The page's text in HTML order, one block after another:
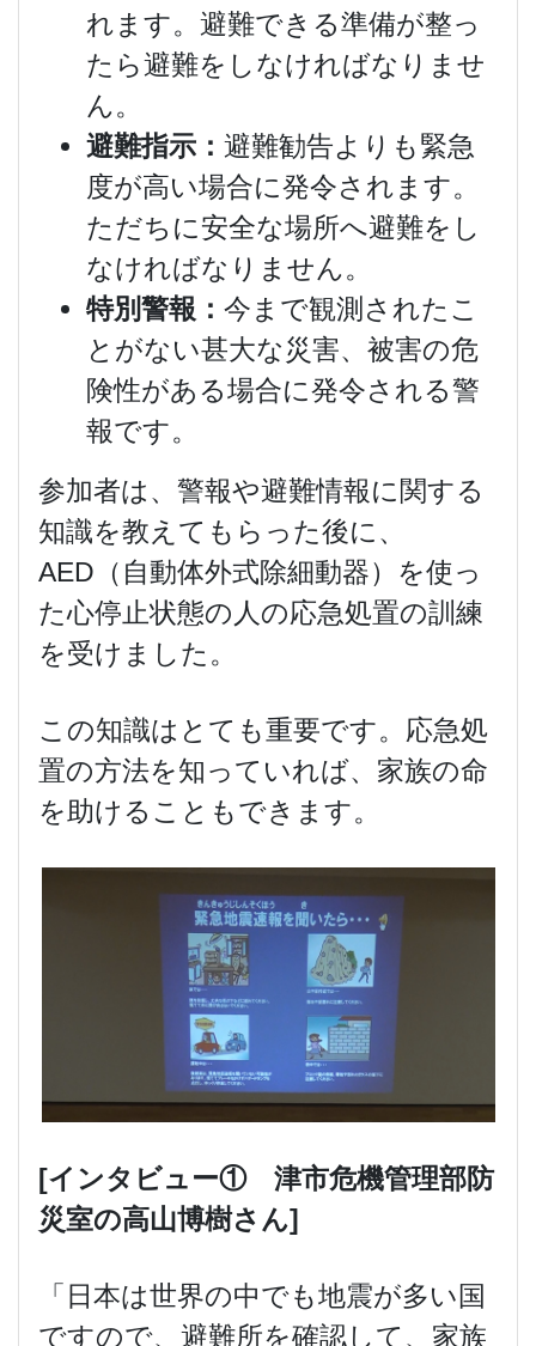
れます。避難できる準備が整っ
たら避難をしなければなりませ
ん。
避難指示： 避難勧告よりも緊急
度が高い場合に発令されます。
ただちに安全な場所へ避難をし
なければなりません。
特別警報： 今まで観測されたこ
とがない甚大な災害、被害の危
険性がある場合に発令される警
報です。
参加者は、警報や避難情報に関する
知識を教えてもらった後に、
AED（自動体外式除細動器）を使っ
た心停止状態の人の応急処置の訓練
を受けました。
この知識はとても重要です。応急処
置の方法を知っていれば、家族の命
を助けることもできます。
[インタビュー①津市危機管理部防
災室の高山博樹さん]
「日本は世界の中でも地震が多い国
ですので、避難所を確認して、家族